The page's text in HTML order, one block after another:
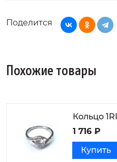
Поделится
Похожие товары
Кольцо
1 716 ₽
Купить